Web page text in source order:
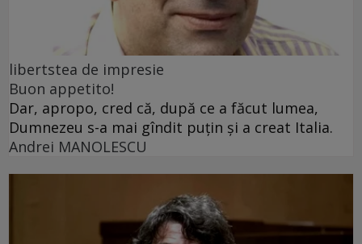
libertstea de impresie
Buon appetito!
Dar, apropo, cred că, după ce a făcut lumea,
Dumnezeu s-a mai gîndit puțin și a creat Italia.
Andrei MANOLESCU